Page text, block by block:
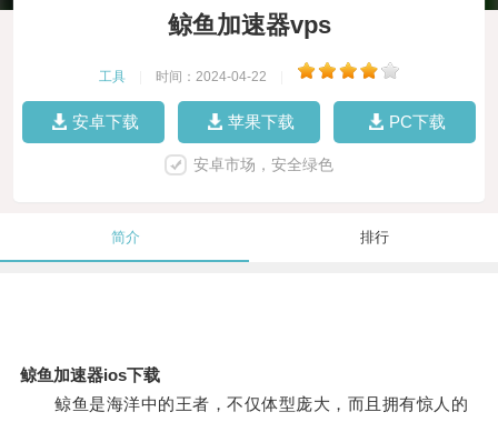
鲸鱼加速器vps
工具 时间：2024-04-22
安卓下载 苹果下载 PC下载
安卓市场，安全绿色
简介 排行
鲸鱼加速器ios下载
鲸鱼是海洋中的王者，不仅体型庞大，而且拥有惊人的